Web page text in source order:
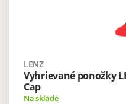
LENZ
Vyhrievané ponožky
Cap
Na sklade